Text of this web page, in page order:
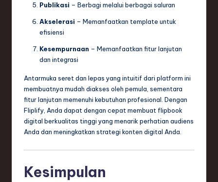
Publikasi – Berbagi melalui berbagai saluran
Akselerasi – Memanfaatkan template untuk
efisiensi
Kesempurnaan – Memanfaatkan fitur lanjutan
dan integrasi
Antarmuka seret dan lepas yang intuitif dari platform ini
membuatnya mudah diakses oleh pemula, sementara
fitur lanjutan memenuhi kebutuhan profesional. Dengan
Fliplify, Anda dapat dengan cepat membuat flipbook
digital berkualitas tinggi yang menarik perhatian audiens
Anda dan meningkatkan strategi konten digital Anda.
Kesimpulan